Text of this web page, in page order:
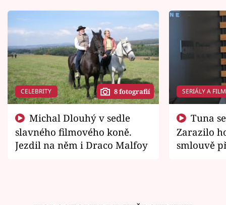
CELEBRITY 8 fotografií
slavného filmového koně.
Jezdil na něm i Draco Malfoy
SERIÁLY A
Zarazilo
smlouvě